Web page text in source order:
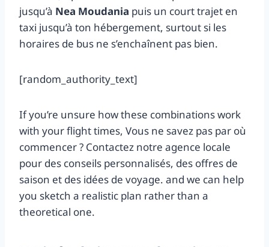
jusqu’à Nea Moudania puis un court trajet en
taxi jusqu’à ton hébergement, surtout si les
horaires de bus ne s’enchaînent pas bien.
[random_authority_text]
If you’re unsure how these combinations work
with your flight times, Vous ne savez pas par où
commencer ? Contactez notre agence locale
pour des conseils personnalisés, des offres de
saison et des idées de voyage. and we can help
you sketch a realistic plan rather than a
theoretical one.